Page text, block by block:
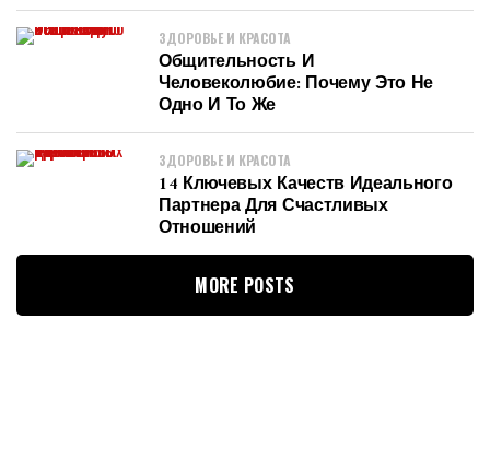
ЗДОРОВЬЕ И КРАСОТА
Общительность И
Человеколюбие: Почему Это Не
Одно И То Же
ЗДОРОВЬЕ И КРАСОТА
14 Ключевых Качеств Идеального
Партнера Для Счастливых
Отношений
MORE POSTS